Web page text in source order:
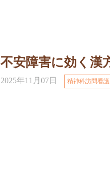
不安障害に効く漢
2025年11月07日 精神科訪問看